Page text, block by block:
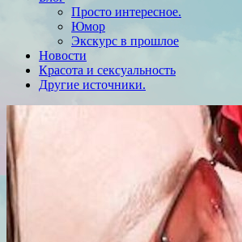
Просто интересное.
Юмор
Экскурс в прошлое
Новости
Красота и сексуальность
Другие источники.